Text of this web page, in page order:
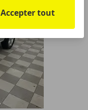
Accepter tout